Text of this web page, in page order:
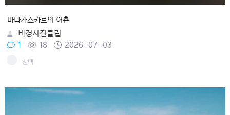
마다가스카르의 어촌
비경사진클럽
1
18 2026-07-03
선택